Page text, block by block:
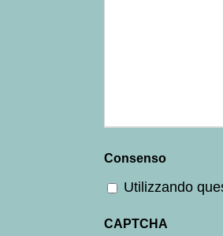
Consenso
Utilizzando
CAPTCHA